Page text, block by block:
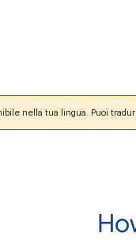
nella tua lingua. Puoi